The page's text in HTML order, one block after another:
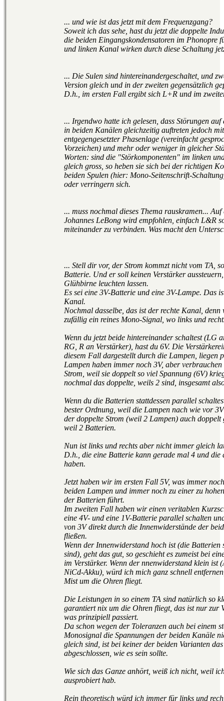
... und wie ist das jetzt mit dem Frequenzgang?
Soweit ich das sehe, hast du jetzt die doppelte
die beiden Eingangskondensatoren im Phonopre
und linken Kanal wirken durch diese Schaltung
... Die Sulen sind hintereinandergeschaltet, und
Version gleich und in der zweiten gegensätzlich
D.h., im ersten Fall ergibt sich L+R und im
... Irgendwo hatte ich gelesen, dass Störungen
in beiden Kanälen gleichzeitig auftreten jedoch mit
entgegengesetzter Phasenlage (vereinfacht
Vorzeichen) und mehr oder weniger in gleicher
Worten: sind die "Störkomponenten" im linken
gleich gross, so heben sie sich bei der richtigen
beiden Spulen (hier: Mono-Seitenschrift-
oder verringern sich.
... muss nochmal dieses Thema rauskramen... Auf
Johannes LeBong wird empfohlen, einfach L&R
miteinander zu verbinden. Was macht den
... Stell dir vor, der Strom kommzt nicht vom TA,
Batterie. Und er soll keinen Verstärker
Glühbirne leuchten lassen.
Es sei eine 3V-Batterie und eine 3V-Lampe. Das
Kanal.
Nochmal dasselbe, das ist der rechte Kanal, denn
zufällig ein reines Mono-Signal, wo links und
Wenn du jetzt beide hintereinander schaltest (LG
RG, R an Verstärker), hast du 6V. Die
diesem Fall dargestellt durch die Lampen, liegen
Lampen haben immer noch 3V, aber
Strom, weil sie doppelt so viel Spannung (6V)
nochmal das doppelte, weils 2 sind, insgesamt
Wenn du die Batterien stattdessen parallel
bester Ordnung, weil die Lampen nach wie vor
der doppelte Strom (weil 2 Lampen) auch
weil 2 Batterien.
Nun ist links und rechts aber nicht immer gleich
D.h., die eine Batterie kann gerade mal 4 und die
haben.
Jetzt haben wir im ersten Fall 5V, was immer
beiden Lampen und immer noch zu einer zu
der Batterien führt.
Im zweiten Fall haben wir einen veritablen
eine 4V- und eine 1V-Batterie parallel schalten
von 3V direkt durch die Innenwiderstände der
fließen.
Wenn der Innenwiderstand hoch ist (die Batterien
sind), geht das gut, so geschieht es zumeist bei
im Verstärker. Wenn der nnenwiderstand klein ist
NiCd-Akku), würd ich mich ganz schnell
Mist um die Ohren fliegt.
Die Leistungen in so einem TA sind natürlich so
garantiert nix um die Ohren fliegt, das ist nur zur
was prinzipiell passiert.
Da schon wegen der Toleranzen auch bei einem
Monosignal die Spannungen der beiden Kanäle
gleich sind, ist bei keiner der beiden Varianten das
abgeschlossen, wie es sein sollte.
Wie sich das Ganze anhört, weiß ich nicht, weil
ausprobiert hab.
Rein theoretisch würd ich immer für links und